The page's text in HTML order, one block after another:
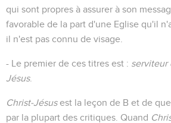
qui sont propres à assurer à son
favorable de la part d'une Eglise qu'il
il n'est pas connu de visage.
- Le premier de ces titres est : serviteur
Jésus.
Christ-Jésusest la leçon de B et de
par la plupart des critiques. Quand